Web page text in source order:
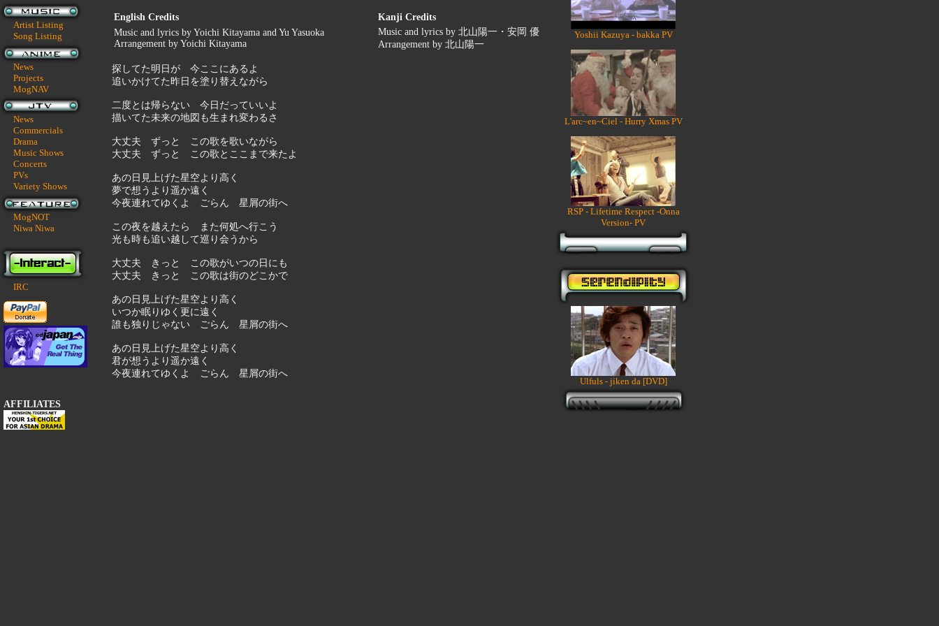
Artist Listing
Song Listing
News
Projects
MogNAV
News
Commercials
Drama
Music Shows
Concerts
PVs
Variety Shows
MogNOT
Niwa Niwa
IRC
AFFILIATES
English Credits
Kanji Credits
Music and lyrics by Yoichi Kitayama and Yu Yasuoka
Arrangement by Yoichi Kitayama
Music and lyrics by 北山陽一・安岡 優
Arrangement by 北山陽一
探してた明日が 今ここにあるよ
追いかけてた昨日を塗り替えながら
二度とは帰らない 今日だっていいよ
描いてた未来の地図も生まれ変わるさ
大丈夫 ずっと この歌を歌いながら
大丈夫 ずっと この歌とここまで来たよ
あの日見上げた星空より高く
夢で想うより遥か遠く
今夜連れてゆくよ ごらん 星屑の街へ
この夜を越えたら また何処へ行こう
光も時も追い越して巡り会うから
大丈夫 きっと この歌がいつの日にも
大丈夫 きっと この歌は街のどこかで
あの日見上げた星空より高く
いつか眠りゆく更に遠く
誰も独りじゃない ごらん 星屑の街へ
あの日見上げた星空より高く
君が想うより遥か遠く
今夜連れてゆくよ ごらん 星屑の街へ
Yoshii Kazuya - bakka PV
L'arc~en~Ciel - Hurry Xmas PV
RSP - Lifetime Respect -Onna
Version- PV
Ulfuls - jiken da [DVD]